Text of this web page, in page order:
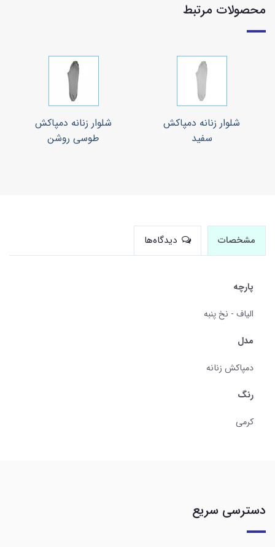
محصولات مرتبط
شلوار زنانه دمپاکش
سفید
شلوار زنانه دمپاکش
طوسی روشن
مشخصات دیدگاه‌ها
پارچه
الیاف - نخ پنبه
مدل
دمپاکش زنانه
رنگ
کرمی
دسترسی سریع